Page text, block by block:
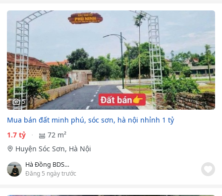
5
Mua bán đất minh phú, sóc sơn, hà nội nhỉnh 1 tỷ
1.7 tỷ
72 m²
Huyện Sóc Sơn, Hà Nội
Hà Đồng BDS Sóc Sơn
Đăng 5 ngày trước